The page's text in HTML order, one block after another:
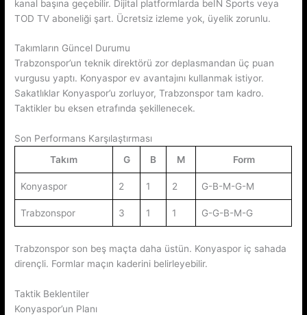
kanal başına geçebilir. Dijital platformlarda beIN Sports veya
TOD TV aboneliği şart. Ücretsiz izleme yok, üyelik zorunlu.
Takımların Güncel Durumu
Trabzonspor’un teknik direktörü zor deplasmandan üç puan
vurgusu yaptı. Konyaspor ev avantajını kullanmak istiyor.
Sakatlıklar Konyaspor’u zorluyor, Trabzonspor tam kadro.
Taktikler bu eksen etrafında şekillenecek.
Son Performans Karşılaştırması
Takım
G B M Form
Konyaspor 2 1 2 G-B-M-G-M
Trabzonspor 3 1 1 G-G-B-M-G
Trabzonspor son beş maçta daha üstün. Konyaspor iç sahada
dirençli. Formlar maçın kaderini belirleyebilir.
Taktik Beklentiler
Konyaspor’un Planı